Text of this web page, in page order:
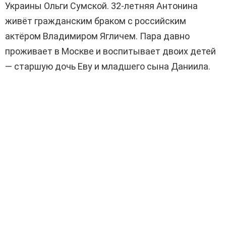
Украины Ольги Сумской. 32-летняя Антонина
живёт гражданским браком с российским
актёром Владимиром Ягличем. Пара давно
проживает в Москве и воспитывает двоих детей
— старшую дочь Еву и младшего сына Даниила.